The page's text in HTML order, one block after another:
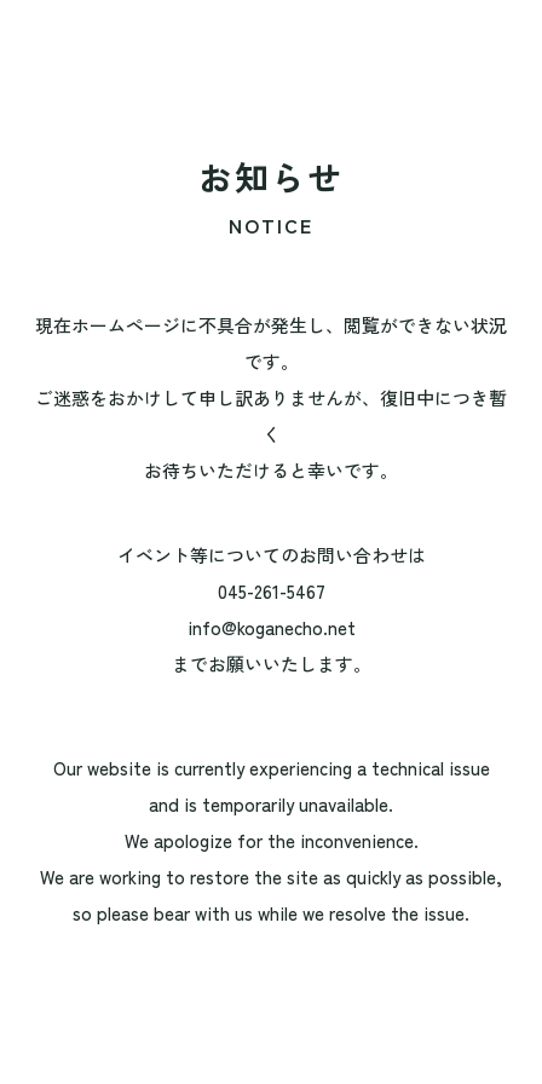
お知らせ
NOTICE
現在ホームページに不具合が発生し、閲覧ができない状況
です。
ご迷惑をおかけして申し訳ありませんが、復旧中につき暫
く
お待ちいただけると幸いです。
イベント等についてのお問い合わせは
045-261-5467
info@koganecho.net
までお願いいたします。
Our website is currently experiencing a technical issue
and is temporarily unavailable.
We apologize for the inconvenience.
We are working to restore the site as quickly as possible,
so please bear with us while we resolve the issue.